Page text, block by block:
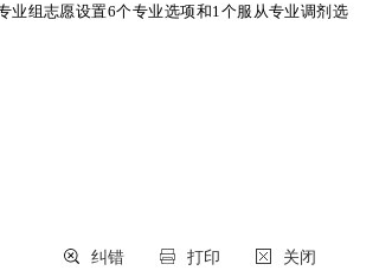
业组志愿设置6个专业选项和1个服从专业调剂选
关闭
打印
纠错